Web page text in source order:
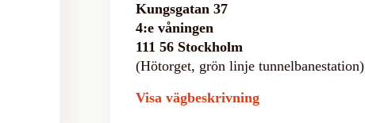
Kungsgatan 37
4:e våningen
111 56 Stockholm
(Hötorget, grön linje tunnelbanestation)
Visa vägbeskrivning